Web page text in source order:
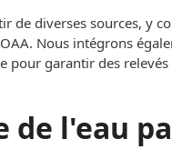
de diverses sources, y
Nous intégrons
pour garantir des
de l'eau